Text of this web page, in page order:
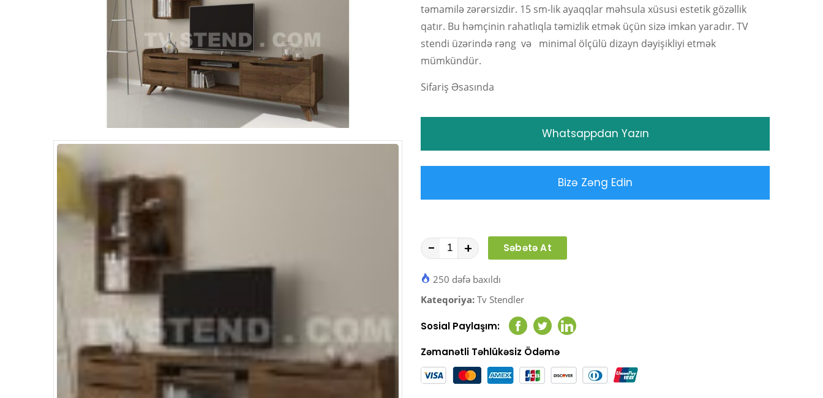
təmamilə zərərsizdir. 15 sm-lik ayaqqlar məhsula xüsusi estetik gözəllik
qatır. Bu həmçinin rahatlıqla təmizlik etmək üçün sizə imkan yaradır. TV
stendi üzərində rəng və minimal ölçülü dizayn dəyişikliyi etmək
mümkündür.
Sifariş Əsasında
Whatsappdan Yazın
Bizə Zəng Edin
- + Səbətə At
250 dəfə baxıldı
Kateqoriya: Tv Stendler
Sosial Paylaşım: Facebook
TwitterLinkedin
Zəmanətli Təhlükəsiz Ödəmə